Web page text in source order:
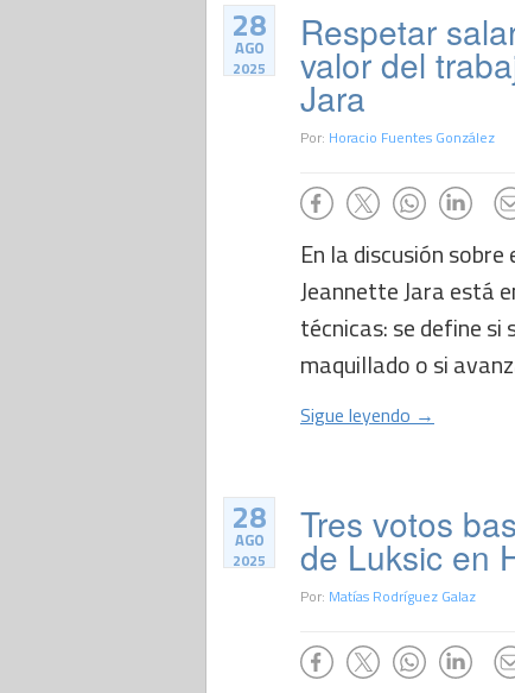
28
AGO
2025
Respetar
valor del
Jara
Por: Horacio Fuentes González
En la discusión
Jeannette Jara está
técnicas: se define
maquillado o si
Sigue leyendo →
28
AGO
2025
Tres votos
de Luksic en
Por: Matías Rodríguez Galaz